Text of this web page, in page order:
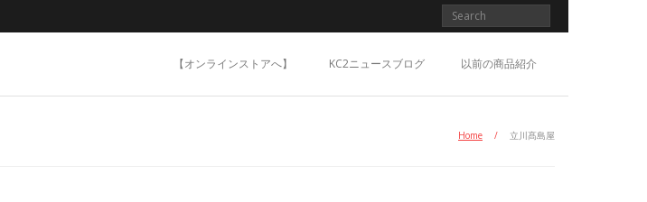
【オンラインストアへ】 KC2ニュースブログ 以前の商品紹介
Home / 立川髙島屋